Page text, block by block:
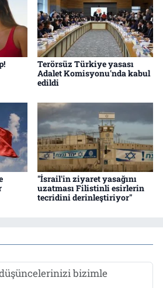
Terörsüz Türkiye yasası
Adalet Komisyonu'nda kabul
edildi
"İsrail'in ziyaret yasağını
uzatması Filistinli esirlerin
tecridini derinleştiriyor"